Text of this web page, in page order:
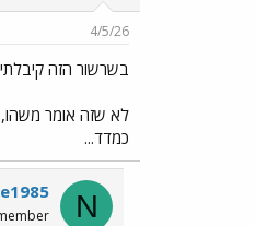
4/5/26
בשרשור הזה קיבלתי
לא שזה אומר
כמדד...
N